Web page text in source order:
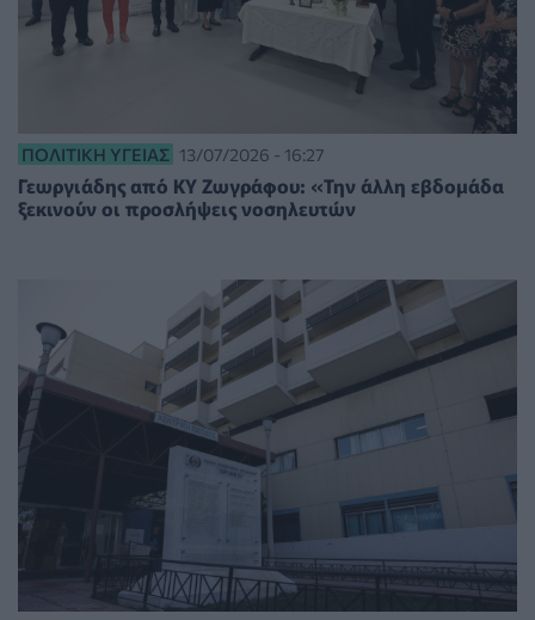
ΠΟΛΙΤΙΚΉ ΥΓΕΊΑΣ 13/07/2026 - 16:27
Γεωργιάδης από ΚΥ Ζωγράφου: «Την άλλη εβδομάδα
ξεκινούν οι προσλήψεις νοσηλευτών